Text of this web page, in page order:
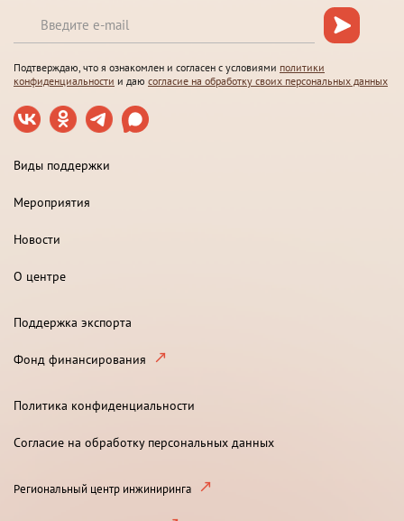
Подтверждаю, что я ознакомлен и согласен с условиями политики
конфиденциальности и даю согласие на обработку своих персональных данных
Виды поддержки
Мероприятия
Новости
О центре
Поддержка экспорта
Фонд финансирования
Политика конфиденциальности
Согласие на обработку персональных данных
Региональный центр инжиниринга